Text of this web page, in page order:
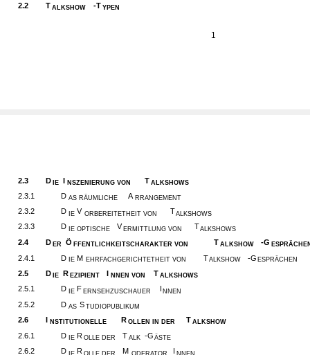
1
2.2 T ALKSHOW -T YPEN
2.3 D IE I NSZENIERUNG VON T ALKSHOWS
2.3.1 D AS RÄUMLICHE A RRANGEMENT
2.3.2 D IE V ORBEREITETHEIT VON TALKSHOWS
2.3.3 D IE OPTISCHE V ERMITTLUNG VON TALKSHOWS
2.4 D ER Ö FFENTLICHKEITSCHARAKTER VON T ALKSHOW -G
2.4.1 D IE M EHRFACHGERICHTETHEIT VON TALKSHOW -G ESPRÄCHEN
2.5 D IE R EZIPIENT I NNEN VON T ALKSHOWS
2.5.1 D IE F ERNSEHZUSCHAUER I NNEN
2.5.2 D AS S TUDIOPUBLIKUM
2.6 NSTITUTIONELLE R OLLEN IN DER T ALKSHOW
2.6.1 D IE R OLLE DER T ALK -G ÄSTE
2.6.2 D IE R OLLE DER M ODERATOR I NNEN